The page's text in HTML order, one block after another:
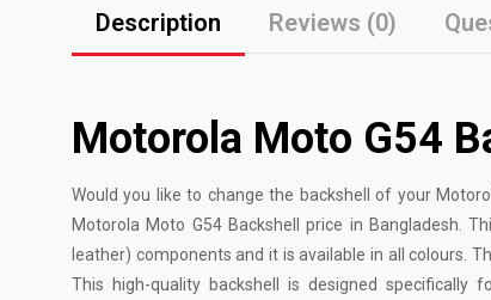
Description Reviews (0)
Motorola Moto G54
Would you like to change the backshell of your
Motorola Moto G54 Backshell price in Bangladesh.
leather) components and it is available in all colours.
This high-quality backshell is designed